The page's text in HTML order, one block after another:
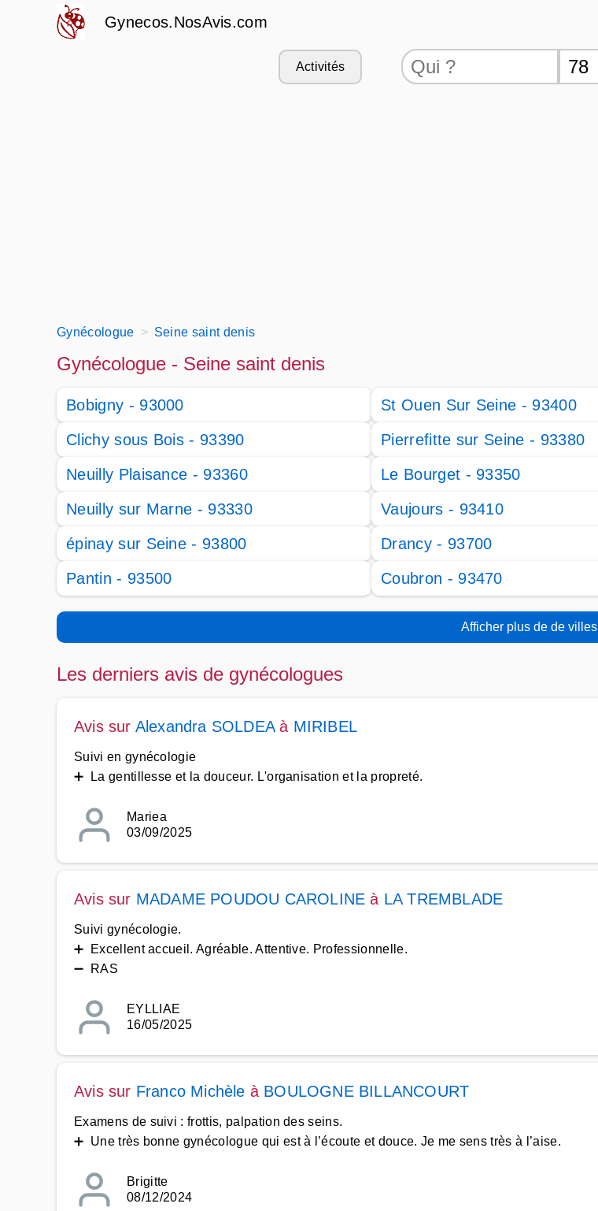
Gynecos.NosAvis.com
Activités
Gynécologue Seine saint denis
Gynécologue - Seine saint denis
Bobigny - 93000 St Ouen Sur Seine - 93400
Clichy sous Bois - 93390
Pierrefitte sur Seine - 93380
Neuilly Plaisance - 93360
Le Bourget - 93350
Neuilly sur Marne - 93330
Vaujours - 93410
épinay sur Seine - 93800
Drancy - 93700
Pantin - 93500
Coubron - 93470
Afficher plus de de villes
Les derniers avis de gynécologues
Avis sur Alexandra SOLDEAà MIRIBEL
Suivi en gynécologie
➕ La gentillesse et la douceur. L'organisation et la propreté.
Mariea
03/09/2025
Avis sur MADAME POUDOU CAROLINE à LA TREMBLADE
Suivi gynécologie.
➕ Excellent accueil. Agréable. Attentive. Professionnelle.
➖ RAS
EYLLIAE
16/05/2025
Avis sur Franco Michèle à BOULOGNE BILLANCOURT
Examens de suivi : frottis, palpation des seins.
➕ Une très bonne gynécologue qui est à l’écoute et douce. Je me sens très à l’aise.
Brigitte
08/12/2024